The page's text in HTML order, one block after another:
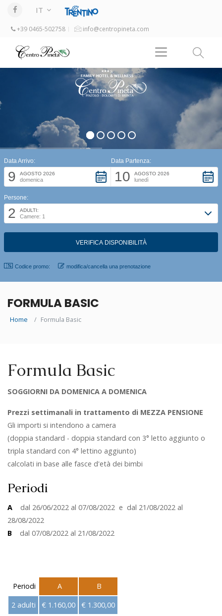
IT
+39 0465-502758 info@centropineta.com
Data Arrivo:
9 AGOSTO 2026
domenica
Data Partenza:
10 AGOSTO 2026
lunedì
Persone:
2 ADULTI:
Camere: 1
Codice promo: modifica/cancella una prenotazione
FORMULA BASIC
Home Formula Basic
Formula Basic
SOGGIORNI DA DOMENICA A DOMENICA
Prezzi settimanali in trattamento di MEZZA PENSIONE
Gli importi si intendono a camera
(doppia standard - doppia standard con 3° letto aggiunto o
tripla standard con 4° lettino aggiunto)
calcolati in base alle fasce d'età dei bimbi
Periodi
A dal 26/06/2022 al 07/08/2022 e dal 21/08/2022 al
28/08/2022
B dal 07/08/2022 al 21/08/2022
Periodi A
B
2 adulti
€ 1.160,00 € 1.300,00